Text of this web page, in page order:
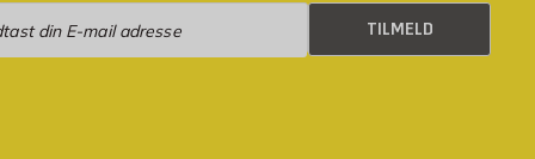
TILMELD